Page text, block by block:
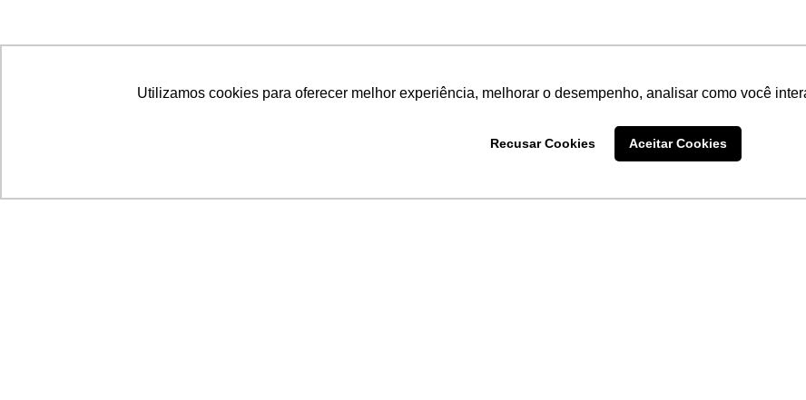
Utilizamos cookies para oferecer melhor experiência, melhorar o desempenho, analisar como você
Recusar Cookies Aceitar Cookies